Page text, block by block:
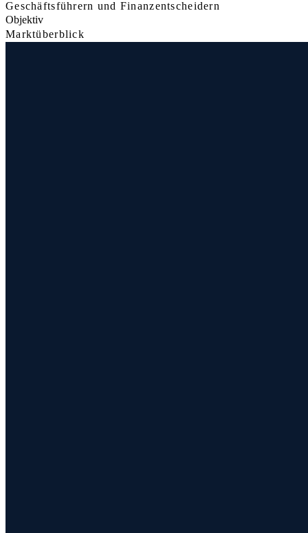
Geschäftsführern und Finanzentscheidern
Objektiv
Marktüberblick